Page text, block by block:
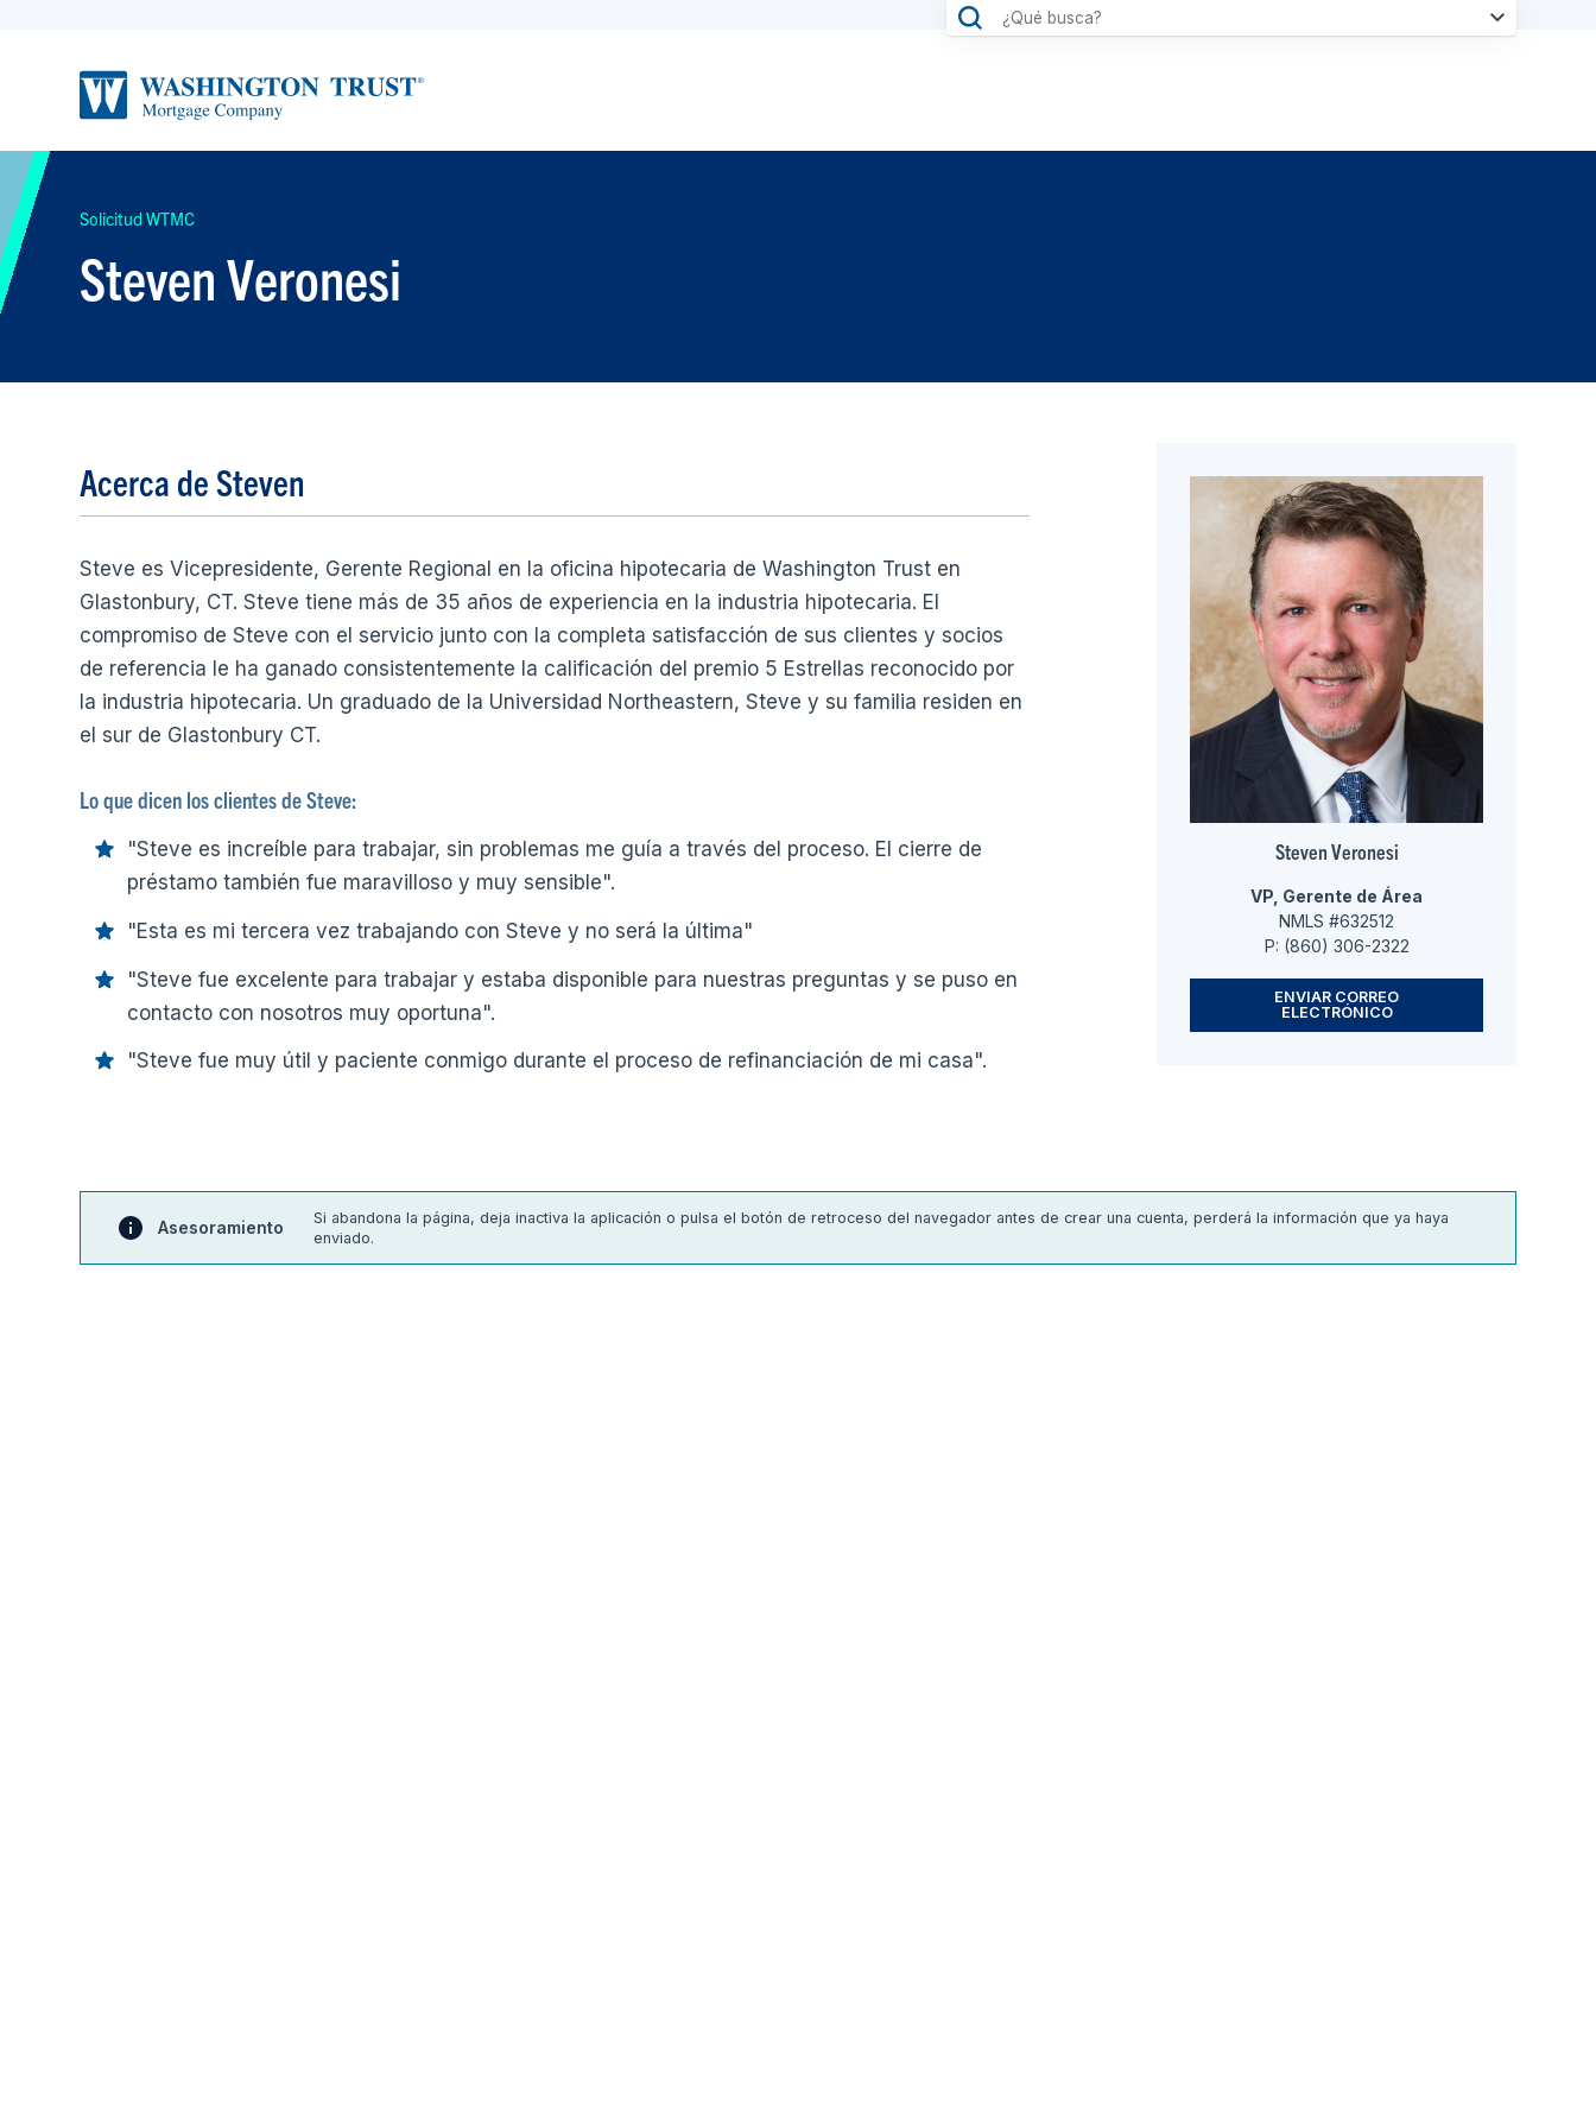
Solicitud WTMC
Steven Veronesi
Acerca de Steven
Steve es Vicepresidente, Gerente Regional en la oficina hipotecaria de Washington Trust en
Glastonbury, CT. Steve tiene más de 35 años de experiencia en la industria hipotecaria. El
compromiso de Steve con el servicio junto con la completa satisfacción de sus clientes y socios
de referencia le ha ganado consistentemente la calificación del premio 5 Estrellas reconocido por
la industria hipotecaria. Un graduado de la Universidad Northeastern, Steve y su familia residen en
el sur de Glastonbury CT.
Lo que dicen los clientes de Steve:
"Steve es increíble para trabajar, sin problemas me guía a través del proceso. El cierre de
préstamo también fue maravilloso y muy sensible".
"Esta es mi tercera vez trabajando con Steve y no será la última"
"Steve fue excelente para trabajar y estaba disponible para nuestras preguntas y se puso en
contacto con nosotros muy oportuna".
"Steve fue muy útil y paciente conmigo durante el proceso de refinanciación de mi casa".
Steven Veronesi
VP, Gerente de Área
NMLS #632512
P: (860) 306-2322
ENVIAR CORREO
ELECTRÓNICO
Asesoramiento
Si abandona la página, deja inactiva la aplicación o pulsa el botón de retroceso del navegador antes de crear una cuenta, perderá la información que ya haya
enviado.